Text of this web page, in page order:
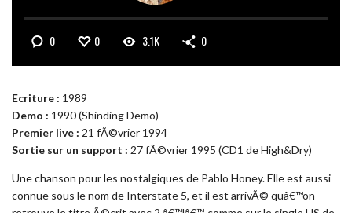
0 0 3.1K 0
Ecriture : 1989
Demo : 1990 (Shinding Demo)
Premier live : 21 fÃ©vrier 1994
Sortie sur un support : 27 fÃ©vrier 1995 (CD1 de High&Dry)
Une chanson pour les nostalgiques de Pablo Honey. Elle est aussi
connue sous le nom de Interstate 5, et il est arrivÃ© quâ€™on